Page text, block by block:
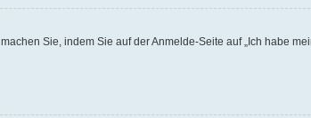
Sie, indem Sie auf der Anmelde-Seite auf „Ich habe